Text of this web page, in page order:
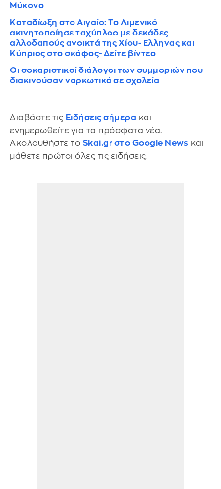
Μύκονο
Καταδίωξη στο Αιγαίο: Το Λιμενικό
ακινητοποίησε ταχύπλοο με δεκάδες
αλλοδαπούς ανοικτά της Χίου- Eλληνας και
Κύπριος στο σκάφος- Δείτε βίντεο
Oι σοκαριστικοί διάλογοι των συμμοριών που
διακινούσαν ναρκωτικά σε σχολεία
Διαβάστε τις Ειδήσεις σήμερα και
ενημερωθείτε για τα πρόσφατα νέα.
Ακολουθήστε το Skai.gr στο Google News και
μάθετε πρώτοι όλες τις ειδήσεις.